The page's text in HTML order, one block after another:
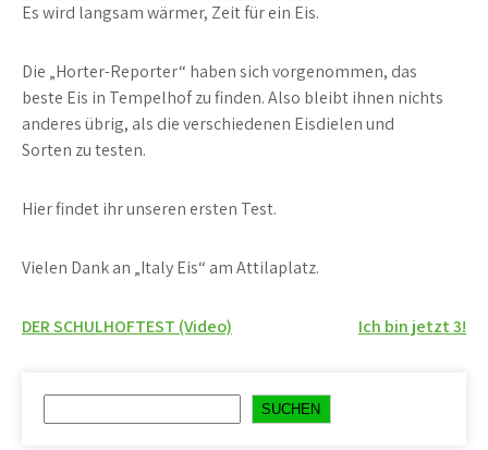
Es wird langsam wärmer, Zeit für ein Eis.
Die „Horter-Reporter“ haben sich vorgenommen, das
beste Eis in Tempelhof zu finden. Also bleibt ihnen nichts
anderes übrig, als die verschiedenen Eisdielen und
Sorten zu testen.
Hier findet ihr unseren ersten Test.
Vielen Dank an „Italy Eis“ am Attilaplatz.
Beitragsnavigation
DER SCHULHOFTEST (Video) Ich bin jetzt 3!
SUCHEN